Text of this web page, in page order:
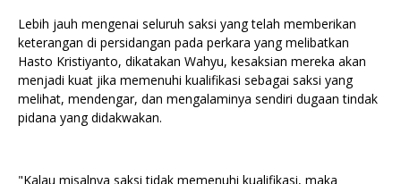
Lebih jauh mengenai seluruh saksi yang telah memberikan
keterangan di persidangan pada perkara yang melibatkan
Hasto Kristiyanto, dikatakan Wahyu, kesaksian mereka akan
menjadi kuat jika memenuhi kualifikasi sebagai saksi yang
melihat, mendengar, dan mengalaminya sendiri dugaan tindak
pidana yang didakwakan.
"Kalau misalnya saksi tidak memenuhi kualifikasi, maka